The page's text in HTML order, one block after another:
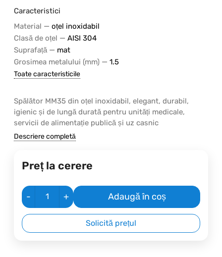
Caracteristici
Material — oțel inoxidabil
Clasă de oțel — AISI 304
Suprafață — mat
Grosimea metalului (mm) — 1.5
Toate caracteristicile
Spălător MM35 din oțel inoxidabil, elegant, durabil,
igienic și de lungă durată pentru unități medicale,
servicii de alimentație publică și uz casnic
Descriere completă
Preț la cerere
- + Adaugă în coș
Solicită prețul